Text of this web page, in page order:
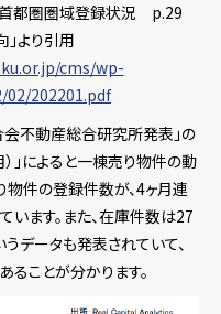
首都圏圏域登録状況 p.29
より引用
cms/wp-
202201.pdf
会不動産総合研究所発表」の
」によると一棟売り物件の動
物件の登録件数が、4ヶ月連
ます。また、在庫件数は27
データも発表されていて、
ことが分かります。